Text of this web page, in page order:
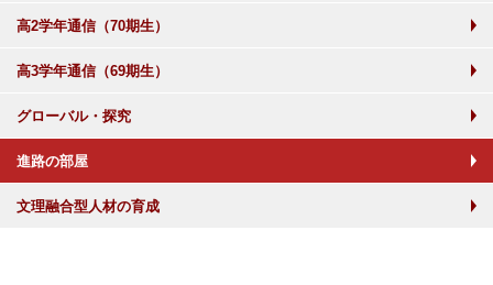
高2学年通信（70期生）
高3学年通信（69期生）
グローバル・探究
進路の部屋
文理融合型人材の育成